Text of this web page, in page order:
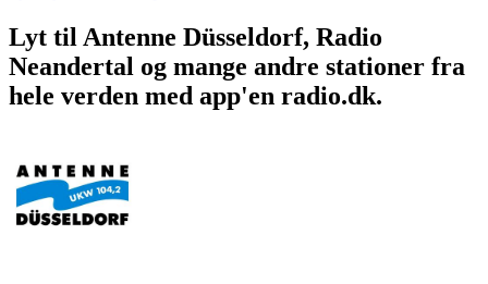
Lyt til Antenne Düsseldorf, Radio
Neandertal og mange andre stationer fra
hele verden med app'en radio.dk.